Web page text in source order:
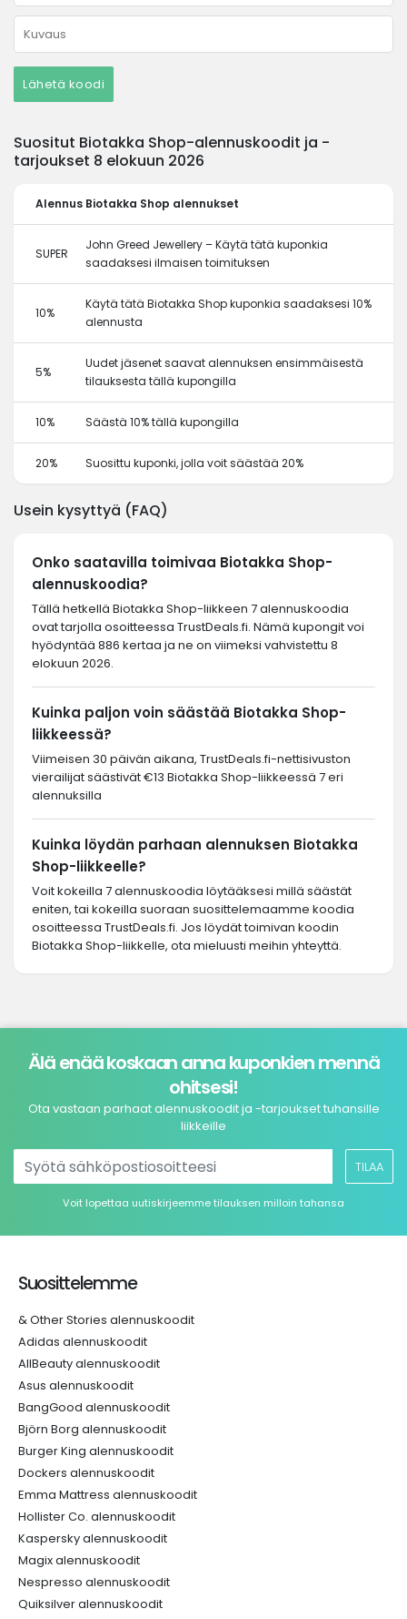
Lähetä koodi
Suositut Biotakka Shop-alennuskoodit ja -
tarjoukset 8 elokuun 2026
Alennus Biotakka Shop alennukset
SUPER
John Greed Jewellery – Käytä tätä kuponkia
saadaksesi ilmaisen toimituksen
10%
Käytä tätä Biotakka Shop kuponkia saadaksesi 10%
alennusta
5%
Uudet jäsenet saavat alennuksen ensimmäisestä
tilauksesta tällä kupongilla
10% Säästä 10% tällä kupongilla
20% Suosittu kuponki, jolla voit säästää 20%
Usein kysyttyä (FAQ)
Onko saatavilla toimivaa Biotakka Shop-
alennuskoodia?
Tällä hetkellä Biotakka Shop-liikkeen 7 alennuskoodia
ovat tarjolla osoitteessa TrustDeals.fi. Nämä kupongit voi
hyödyntää 886 kertaa ja ne on viimeksi vahvistettu 8
elokuun 2026.
Kuinka paljon voin säästää Biotakka Shop-
liikkeessä?
Viimeisen 30 päivän aikana, TrustDeals.fi-nettisivuston
vierailijat säästivät €13 Biotakka Shop-liikkeessä 7 eri
alennuksilla
Kuinka löydän parhaan alennuksen Biotakka
Shop-liikkeelle?
Voit kokeilla 7 alennuskoodia löytääksesi millä säästät
eniten, tai kokeilla suoraan suosittelemaamme koodia
osoitteessa TrustDeals.fi. Jos löydät toimivan koodin
Biotakka Shop-liikkelle, ota mieluusti meihin yhteyttä.
Älä enää koskaan anna kuponkien mennä
ohitsesi!
Ota vastaan parhaat alennuskoodit ja -tarjoukset tuhansille
liikkeille
TILAA
Voit lopettaa uutiskirjeemme tilauksen milloin tahansa
Suosittelemme
& Other Stories alennuskoodit
Adidas alennuskoodit
AllBeauty alennuskoodit
Asus alennuskoodit
BangGood alennuskoodit
Björn Borg alennuskoodit
Burger King alennuskoodit
Dockers alennuskoodit
Emma Mattress alennuskoodit
Hollister Co. alennuskoodit
Kaspersky alennuskoodit
Magix alennuskoodit
Nespresso alennuskoodit
Quiksilver alennuskoodit